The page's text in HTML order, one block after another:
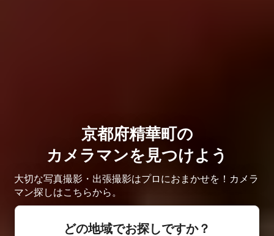
京都府精華町の
カメラマンを見つけよう
大切な写真撮影・出張撮影はプロにおまかせを！カメラ
マン探しはこちらから。
どの地域でお探しですか？